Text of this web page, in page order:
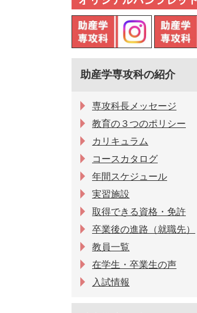
助産学専攻科の紹介
専攻科長メッセージ
教育の３つのポリシー
カリキュラム
コースカタログ
年間スケジュール
実習施設
取得できる資格・免許
卒業後の進路（就職先）
教員一覧
在学生・卒業生の声
入試情報